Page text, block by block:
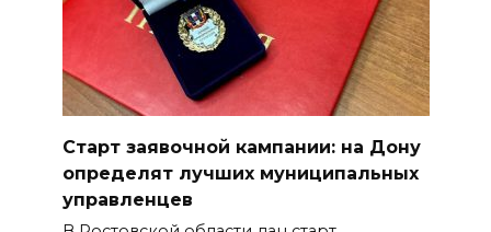
Старт заявочной кампании: на Дону
определят лучших муниципальных
управленцев